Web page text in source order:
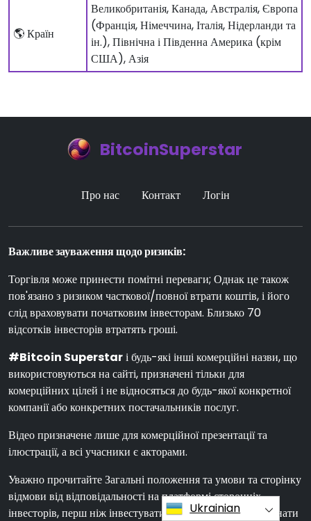
🌎 Країн
Великобританія, Канада, Австралія, Європа
(Франція, Німеччина, Італія, Нідерланди та
ін.), Північна і Південна Америка (крім
США), Азія
BitcoinSuperstar
Про нас Контакт Логін
Важливе зауваження щодо ризиків:
Торгівля може принести помітні переваги; Однак це також
пов'язано з ризиком часткової/повної втрати коштів, і його
слід враховувати початковим інвесторам. Близько 70
відсотків інвесторів втратять гроші.
#Bitcoin Superstarі будь-які інші комерційні назви, що
використовуються на сайті, призначені тільки для
комерційних цілей і не відносяться до будь-якої конкретної
компанії або конкретних постачальників послуг.
Відео призначене лише для комерційної презентації та
ілюстрації, а всі учасники є акторами.
Уважно прочитайте Загальні положення та умови та сторінку
відмови від відповідальності на платформі сторонніх
інвесторів, перш ніж інвестувати. Користувачі повинні знати
Ukrainian